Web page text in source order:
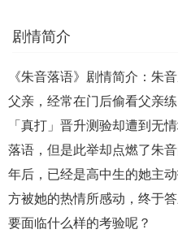
剧情简介
《朱音落语》剧情简介：朱
父亲，经常在门后偷看父亲
「真打」晋升测验却遭到无
落语，但是此举却点燃了朱
年后，已经是高中生的她主
方被她的热情所感动，终于
要面临什么样的考验呢？